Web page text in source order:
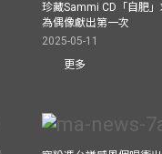
珍藏Sammi CD「自肥
為偶像獻出第一次
2025-05-11
更多